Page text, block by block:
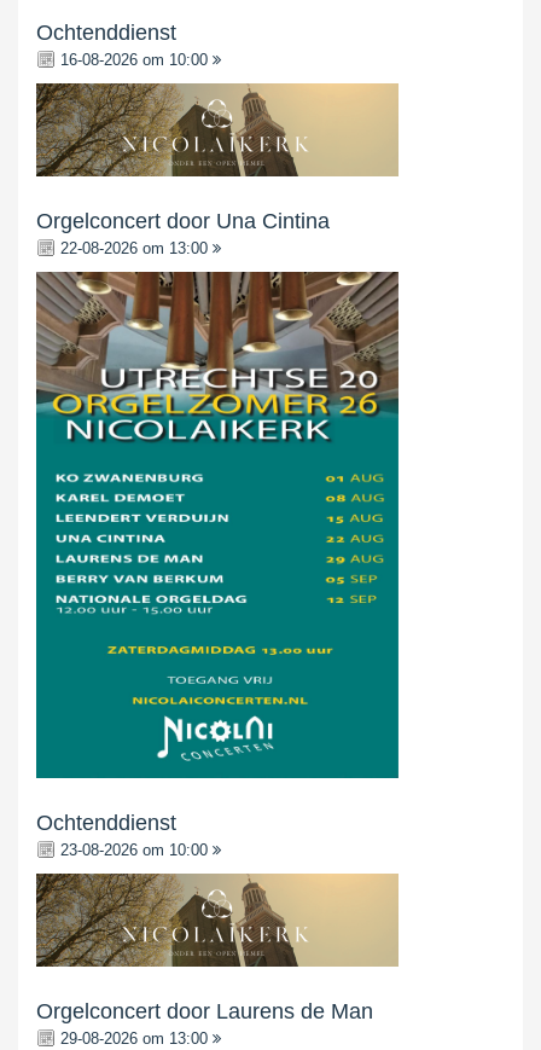
Ochtenddienst
16-08-2026 om 10:00
Orgelconcert door Una Cintina
22-08-2026 om 13:00
Ochtenddienst
23-08-2026 om 10:00
Orgelconcert door Laurens de Man
29-08-2026 om 13:00